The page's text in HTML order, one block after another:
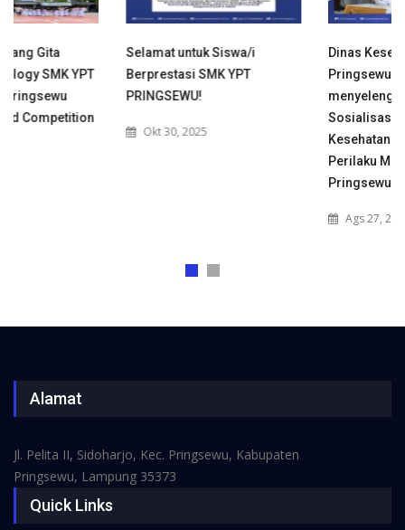
Selamat untuk Siswa/i
Berprestasi SMK YPT
PRINGSEWU!
Dinas Kesehatan Kabupaten
Pringsewu
menyelenggarakan
Sosialisasi & Edukasi
Kesehatan Jiwa, NAPZA, dan
Perilaku Merokok di SMK YPT
Alamat
Jl. Pelita II, Sidoharjo, Kec. Pringsewu, Kabupaten
Pringsewu, Lampung 35373
Quick Links